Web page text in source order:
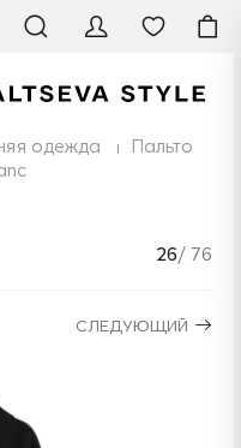
одежда
Пальто
26/ 76
СЛЕДУЮЩИЙ